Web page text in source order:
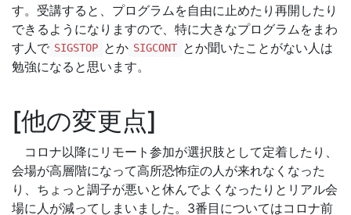
す。受講すると、プログラムを自由に止めたり再開したり
できるようになりますので、特に大きなプログラムをまわ
す人で SIGSTOP とか SIGCONT とか聞いたことがない人は
勉強になると思います。
他の変更点
コロナ以降にリモート参加が選択肢として定着したり、
会場が高層階になって高所恐怖症の人が来れなくなった
り、ちょっと調子が悪いと休んでよくなったりとリアル会
場に人が減ってしまいました。3番目についてはコロナ前